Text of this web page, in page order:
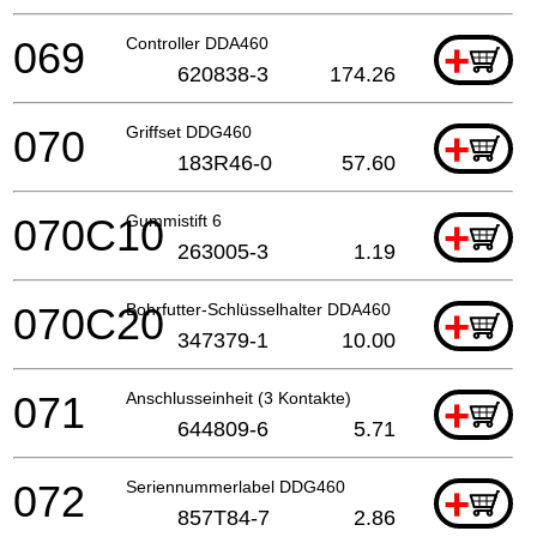
Controller DDA460 +
069 620838-3 174.26
Griffset DDG460 +
070 183R46-0 57.60
Gummistift 6 +
070C10 263005-3 1.19
Bohrfutter-Schlüsselhalter DDA460 +
070C20 347379-1 10.00
Anschlusseinheit (3 Kontakte) +
071 644809-6 5.71
Seriennummerlabel DDG460 +
072 857T84-7 2.86